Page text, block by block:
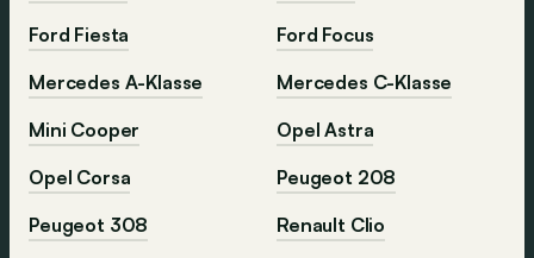
Ford Fiesta
Ford Focus
Mercedes A-Klasse
Mercedes C-Klasse
Mini Cooper
Opel Astra
Opel Corsa
Peugeot 208
Peugeot 308
Renault Clio